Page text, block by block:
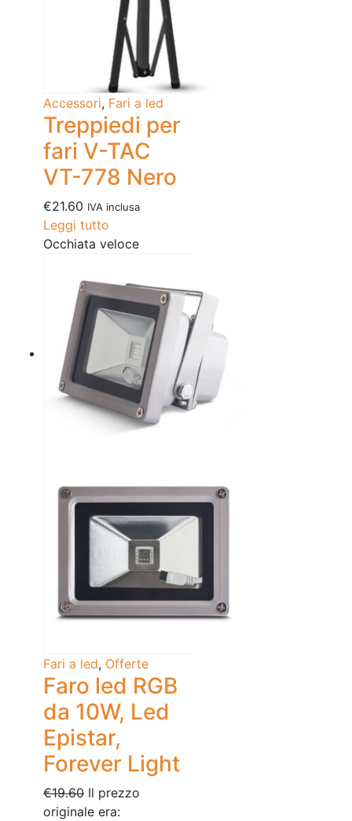
Accessori, Fari a led
Treppiedi per
fari V-TAC
VT-778 Nero
€21.60 IVA inclusa
Leggi tutto
Occhiata veloce
Fari a led, Offerte
Faro led RGB
da 10W, Led
Epistar,
Forever Light
€19.60 Il prezzo
originale era: